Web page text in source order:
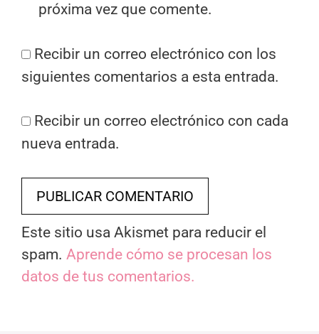
próxima vez que comente.
Recibir un correo electrónico con los
siguientes comentarios a esta entrada.
Recibir un correo electrónico con cada
nueva entrada.
Este sitio usa Akismet para reducir el
spam. Aprende cómo se procesan los
datos de tus comentarios.